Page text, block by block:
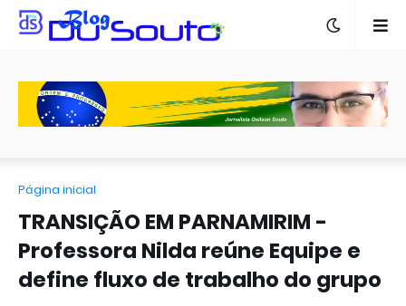
Página inicial
TRANSIÇÃO EM PARNAMIRIM -
Professora Nilda reúne Equipe e
define fluxo de trabalho do grupo